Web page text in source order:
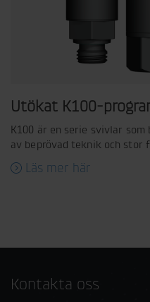
Utökat K100-
K100 är en serie svivlar
av beprövad teknik och stor
Läs mer här
Kontakta oss